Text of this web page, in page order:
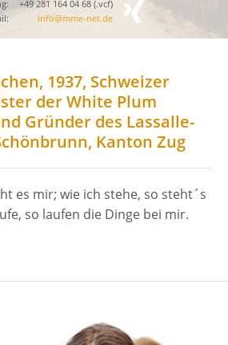
+49 281 164 04 68 (.vcf)
info@mme-net.de
1937, Schweizer
der White Plum
Gründer des Lassalle-
Kanton Zug
es mir; wie ich stehe, so steht´s
so laufen die Dinge bei mir.